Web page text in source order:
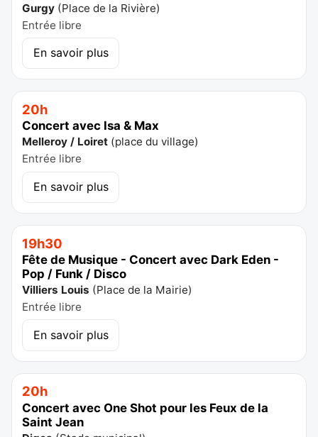
Gurgy (Place de la Rivière)
Entrée libre
En savoir plus
20h
Concert avec Isa & Max
Melleroy / Loiret (place du village)
Entrée libre
En savoir plus
19h30
Fête de Musique - Concert avec Dark Eden -
Pop / Funk / Disco
Villiers Louis (Place de la Mairie)
Entrée libre
En savoir plus
20h
Concert avec One Shot pour les Feux de la
Saint Jean